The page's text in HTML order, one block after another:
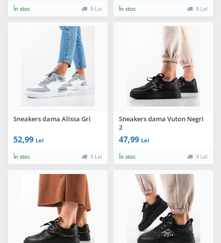
În stoc 9 Lei În stoc 9 Lei
Sneakers dama Alissa Gri
52,99 Lei
În stoc 9 Lei
Sneakers dama Vuton Negri
2
47,99 Lei
În stoc 9 Lei